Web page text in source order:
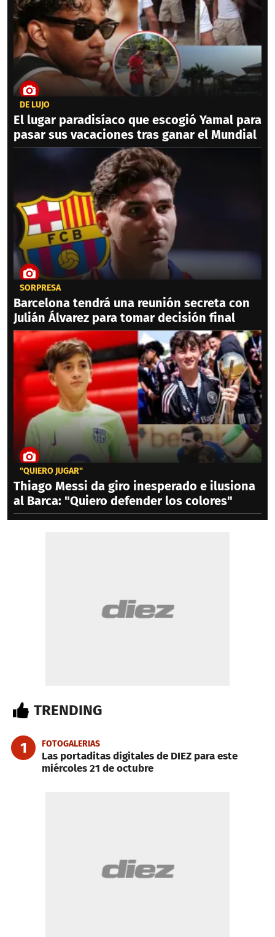
DE LUJO
El lugar paradisíaco que escogió Yamal para
pasar sus vacaciones tras ganar el Mundial
SORPRESA
Barcelona tendrá una reunión secreta con
Julián Álvarez para tomar decisión final
"QUIERO JUGAR"
Thiago Messi da giro inesperado e ilusiona
al Barca: "Quiero defender los colores"
TRENDING
1 FOTOGALERIAS
Las portaditas digitales de DIEZ para este
miércoles 21 de octubre